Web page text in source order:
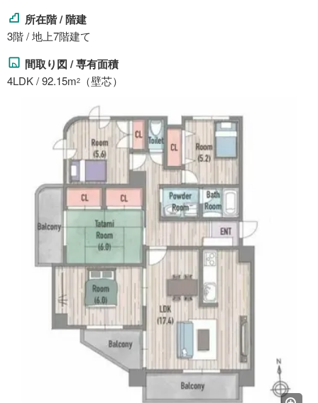
所在階 / 階建
3階 / 地上7階建て
間取り図 / 専有面積
4LDK / 92.15m2 （壁芯）